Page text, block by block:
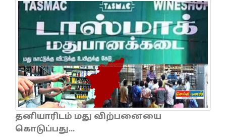
தனியாரிடம் மது விற்பனையை
கொடுப்பது...